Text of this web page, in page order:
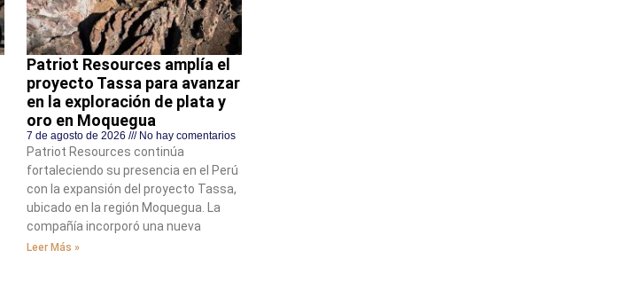
Patriot Resources amplía el
proyecto Tassa para avanzar
en la exploración de plata y
oro en Moquegua
7 de agosto de 2026 No hay comentarios
Patriot Resources continúa
fortaleciendo su presencia en el Perú
con la expansión del proyecto Tassa,
ubicado en la región Moquegua. La
compañía incorporó una nueva
Leer Más »